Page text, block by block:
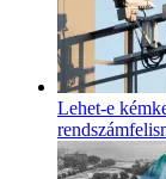
Lehet-e